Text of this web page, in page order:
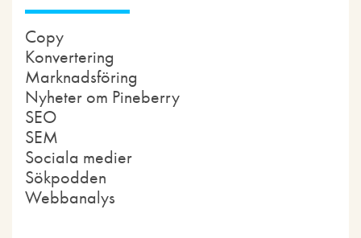
Copy
Konvertering
Marknadsföring
Nyheter om Pineberry
SEO
SEM
Sociala medier
Sökpodden
Webbanalys